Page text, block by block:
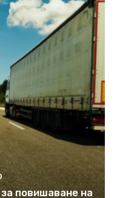
повишаване на